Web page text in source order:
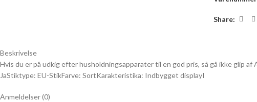
Share:
Beskrivelse
Hvis du er på udkig efter husholdningsapparater til en god pris, så gå ikke glip
JaStiktype: EU-StikFarve: SortKarakteristika: Indbygget displayI
Anmeldelser (0)